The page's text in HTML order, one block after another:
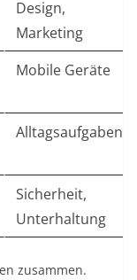
Design,
Marketing
Mobile Geräte
Alltagsaufgaben
Sicherheit,
Unterhaltung
zusammen.